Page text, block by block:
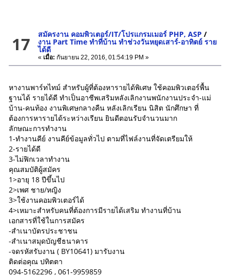
17 สมัครงาน คอมพิวเตอร์/IT/โปรแกรมเมอร์ PHP, ASP /
งาน Part Time ทำที่บ้าน ทำช่วงวันหยุดเสาร์-อาทิตย์ ราย
ได้ดี
« เมื่อ: กันยายน 22, 2016, 01:54:19 PM »
หางานพาร์ทไทม์ สำหรับผู้ที่ต้องหารายได้พิเศษ ใช้คอมพิวเตอร์พื้น
ฐานได้ รายได้ดี ทำเป็นอาชีพเสริมหลังเลิกงานพนักงานประจำ-แม่
บ้าน-คนท้อง งานพิเศษกลางคืน หลังเลิกเรียน นิสิต นักศึกษา ที่
ต้องการหารายได้ระหว่างเรียน ยินดีตอนรับจำนวนมาก
ลักษณะการทำงาน
1-ทำงานคีย์ งานคีย์ข้อมูลทั่วไป ตามที่ไฟล์งานที่จัดเตรียมให้
2-รายได้ดี
3-ไม่ฟิกเวลาทำงาน
คุณสมบัติผู้สมัคร
1>อายุ 18 ปีขึ้นไป
2>เพศ ชาย/หญิง
3>ใช้งานคอมพิวเตอร์ได้
4>เหมาะสำหรับคนที่ต้องการมีรายได้เสริม ทำงานที่บ้าน
เอกสารที่ใช้ในการสมัคร
-สำเนาบัตรประชาชน
-สำเนาสมุดบัญชีธนาคาร
-จดรหัสรับงาน ( BY10641) มารับงาน
ติดต่อคุณ ปทิตตา
094-5162296 , 061-9959859